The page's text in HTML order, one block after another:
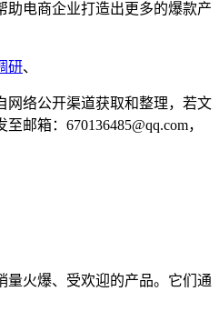
助电商企业打造出更多的爆款产
研、
网络公开渠道获取和整理，若文
邮箱：670136485@qq.com，
量火爆、受欢迎的产品。它们通